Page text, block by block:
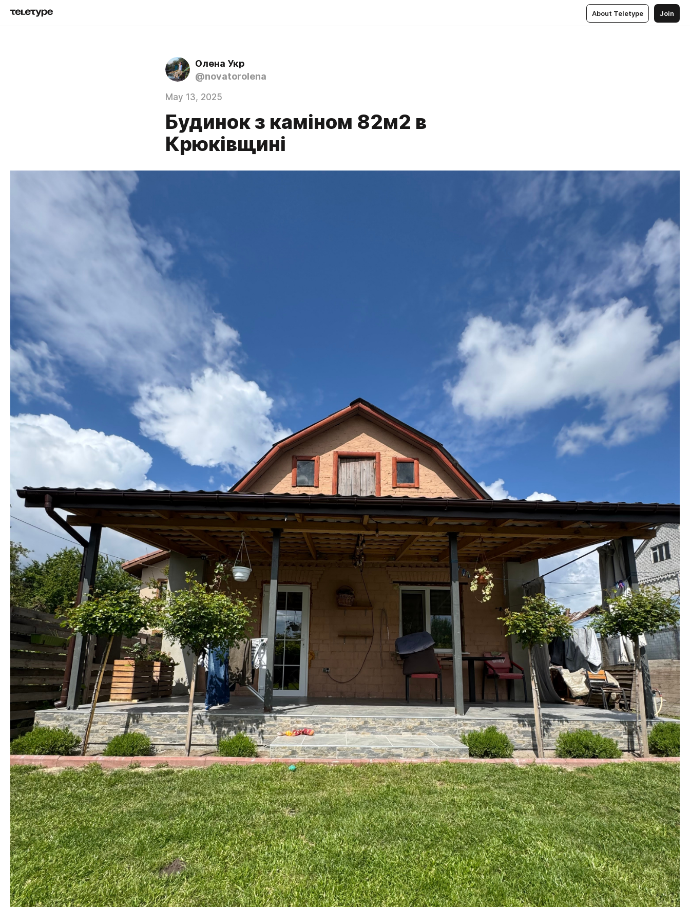
About Teletype Join
Олена Укр
@novatorolena
May 13, 2025
Будинок з каміном 82м2 в
Крюківщині